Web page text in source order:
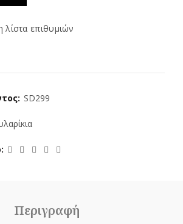
επιθυμιών
SD299
Περιγραφή